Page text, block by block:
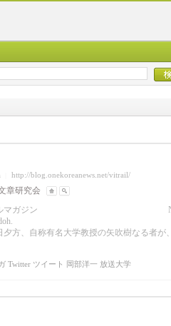
http://blog.onekoreanews.net/vitrail/
章研究会
マガジン
Par Endoh. ≪本
、自称有名大学教授の矢吹樹なる者が
Twitter ツイート 岡部洋一 放送大学